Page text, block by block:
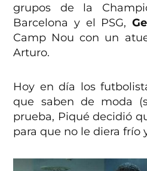
grupos de la
Barcelona y el PSG,
Camp Nou con un
Arturo.
Hoy en día los
que saben de moda
prueba, Piqué decidió
para que no le diera frío